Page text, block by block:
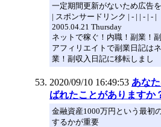
一定期間更新がないため広告
| スポンサードリンク | - | | - | - |
2005.04.21 Thursday
ネットで稼ぐ！内職！副業！
アフィリエイトで副業日記は
業！副収入日記に移転しまし
2020/09/10 16:49:53 あな
ばれたことがありますか
金融資産1000万円という最初
するかが重要